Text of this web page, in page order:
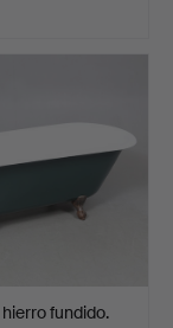
fundido.